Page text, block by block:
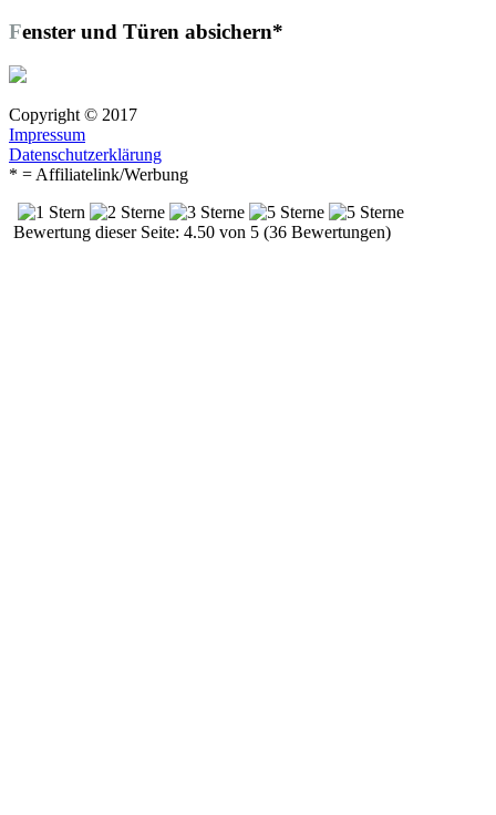
Fenster und Türen absichern*
Copyright © 2017
Impressum
Datenschutzerklärung
* = Affiliatelink/Werbung
Bewertung dieser Seite: 4.50 von 5 (36 Bewertungen)